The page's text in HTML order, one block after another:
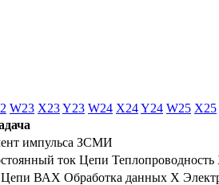
W23 X23Y23 W24 X24Y24 W25 X25
импульса ЗСМИ
ток Цепи Теплопроводность
Цепи ВАХ Обработка данных X